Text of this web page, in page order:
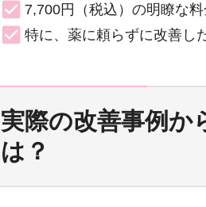
7,700円（税込）の明瞭な
特に、薬に頼らずに改善し
実際の改善事例か
は？